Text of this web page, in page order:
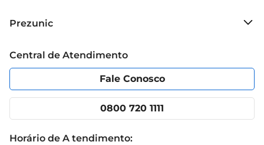
Grupo Cencosud
Política de Privacidade
Portal do fornecedor
Cencosud Media
Prezunic
Código de Ética
App Prezunic
Central de Atendimento
Fale Conosco
0800 720 1111
Horário de A tendimento: